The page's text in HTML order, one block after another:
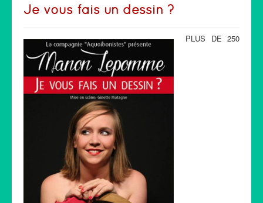
Je vous fais un dessin ?
PLUS DE 250